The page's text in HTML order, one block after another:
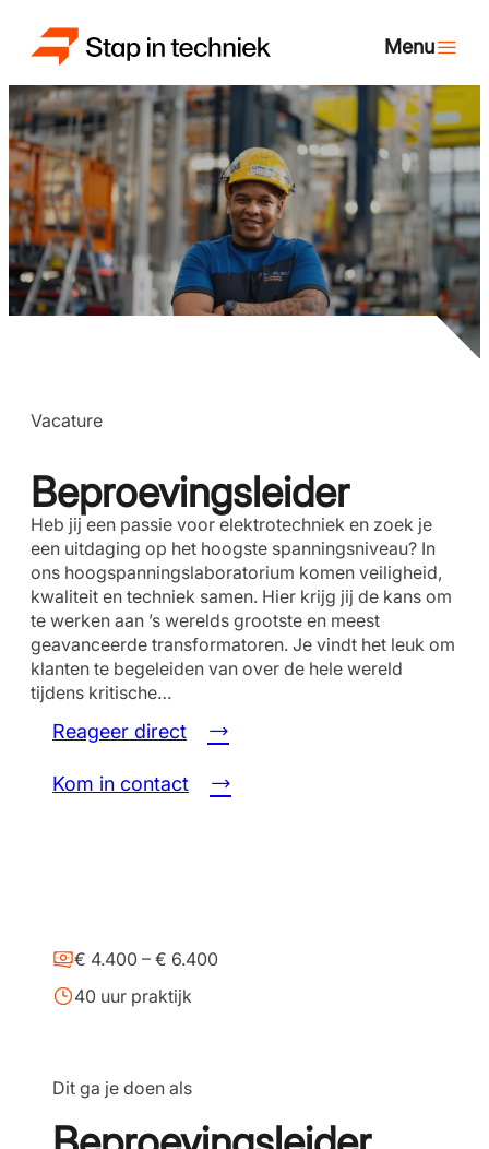
Vacature
Beproevingsleider
Heb jij een passie voor elektrotechniek en zoek je
een uitdaging op het hoogste spanningsniveau? In
ons hoogspanningslaboratorium komen veiligheid,
kwaliteit en techniek samen. Hier krijg jij de kans om
te werken aan ’s werelds grootste en meest
geavanceerde transformatoren. Je vindt het leuk om
klanten te begeleiden van over de hele wereld
tijdens kritische…
Reageer direct
Kom in contact
€ 4.400 – € 6.400
40 uur praktijk
Dit ga je doen als